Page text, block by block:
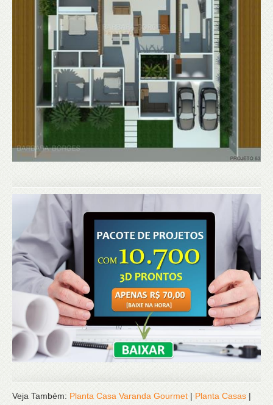
Veja Também: Planta Casa Varanda Gourmet | Planta Casas |